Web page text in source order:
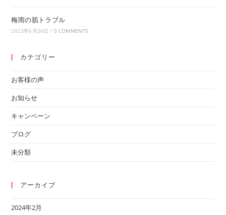
梅雨の肌トラブル
2023年6月26日 / 0 COMMENTS
カテゴリー
お客様の声
お知らせ
キャンペーン
ブログ
未分類
アーカイブ
2024年2月